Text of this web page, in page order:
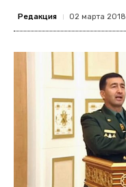
Редакция 02 марта 2018